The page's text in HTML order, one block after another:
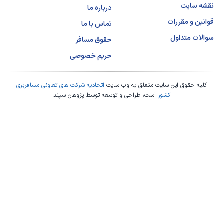
نقشه سایت
قوانین و مقررات
سوالات متداول
درباره ما
تماس با ما
حقوق مسافر
حریم خصوصی
کلیه حقوق این سایت متعلق به وب سایت اتحادیه شرکت های تعاونی مسافربری
کشور است، طراحی و توسعه توسطپژوهان سپند